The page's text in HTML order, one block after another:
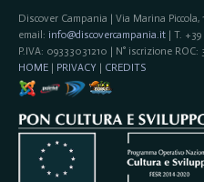
Discover Campania | Via Marina Piccola,
email: info@discovercampania.it| T. +39
P.IVA: 09333031210 | N° iscrizione ROC:
HOME| PRIVACY | CREDITS